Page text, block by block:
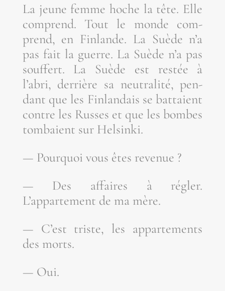
La jeune femme hoche la tête. Elle
com­prend. Tout le monde com­
prend, en Fin­lande. La Suède n’a
pas fait la guerre. La Suède n’a pas
souf­fert. La Suède est res­tée à
l’abri, der­rière sa neu­tra­li­té, pen­
dant que les Fin­lan­dais se bat­taient
contre les Russes et que les bombes
tom­baient sur Helsinki.
— Pour­quoi vous êtes revenue ?
— Des affaires à régler.
L’appartement de ma mère.
— C’est triste, les appar­te­ments
des morts.
— Oui.